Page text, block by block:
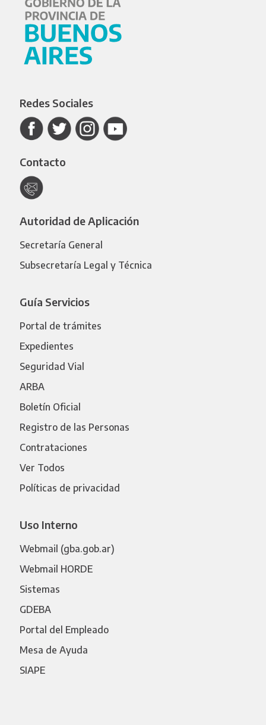
Redes Sociales
Contacto
Autoridad de Aplicación
Secretaría General
Subsecretaría Legal y Técnica
Guía Servicios
Portal de trámites
Expedientes
Seguridad Vial
ARBA
Boletín Oficial
Registro de las Personas
Contrataciones
Ver Todos
Políticas de privacidad
Uso Interno
Webmail (gba.gob.ar)
Webmail HORDE
Sistemas
GDEBA
Portal del Empleado
Mesa de Ayuda
SIAPE